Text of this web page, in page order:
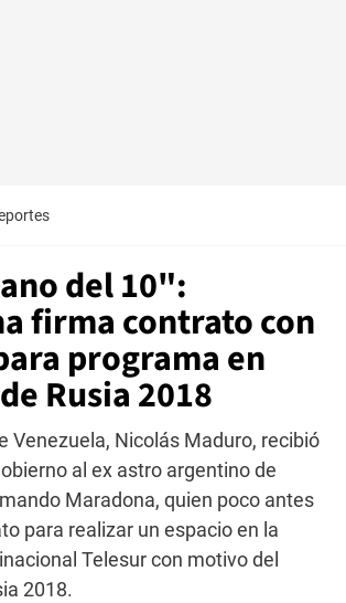
del 10":
firma contrato con
programa en
Rusia 2018
Venezuela, Nicolás Maduro, recibió
al ex astro argentino de
Maradona, quien poco antes
para realizar un espacio en la
Telesur con motivo del
2018.